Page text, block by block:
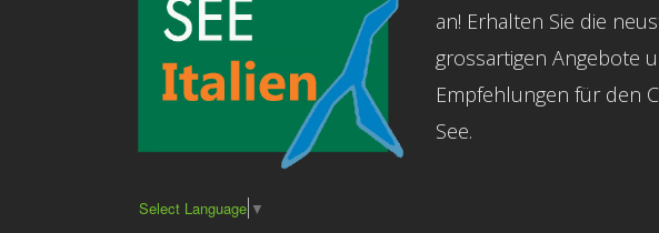
Select Language ▼
an! Erhalten Sie die
grossartigen Angebote
Empfehlungen für den
See.